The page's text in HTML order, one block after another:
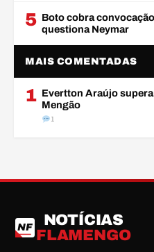
5 Boto cobra
questiona Neymar
MAIS COMENTADAS
1 Evertton Araújo
Mengão
1
NF
NOTÍCIAS
FLAMENGO